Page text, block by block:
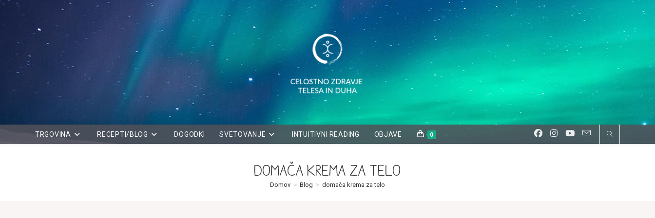
Skip
TRGOVINA RECEPTI/BLOG DOGODKI SVETOVANJE INTUITIVNI READING OBJAVE 0
domača krema za telo
Domov > Blog > domača krema za telo